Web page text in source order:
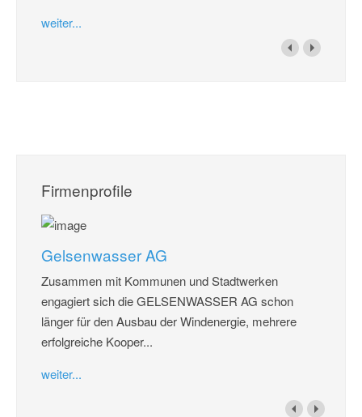
weiter...
Firmenprofile
Gelsenwasser AG
Zusammen mit Kommunen und Stadtwerken
engagiert sich die GELSENWASSER AG schon
länger für den Ausbau der Windenergie, mehrere
erfolgreiche Kooper...
weiter...